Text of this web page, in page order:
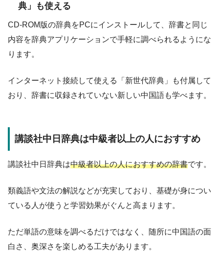
典」も使える
CD-ROM版の辞典をPCにインストールして、辞書と同じ
内容を辞典アプリケーションで手軽に調べられるようにな
ります。
インターネット接続して使える「新世代辞典」も付属して
おり、辞書に収録されていない新しい中国語も学べます。
講談社中日辞典は中級者以上の人におすすめ
講談社中日辞典は中級者以上の人におすすめの辞書です。
類義語や文法の解説などが充実しており、基礎が身につい
ている人が使うと学習効果がぐんと高まります。
ただ単語の意味を調べるだけではなく、随所に中国語の面
白さ、奥深さを楽しめる工夫があります。